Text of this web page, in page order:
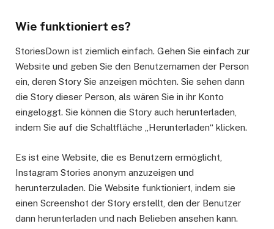
Wie funktioniert es?
StoriesDown ist ziemlich einfach. Gehen Sie einfach zur
Website und geben Sie den Benutzernamen der Person
ein, deren Story Sie anzeigen möchten. Sie sehen dann
die Story dieser Person, als wären Sie in ihr Konto
eingeloggt. Sie können die Story auch herunterladen,
indem Sie auf die Schaltfläche „Herunterladen“ klicken.
Es ist eine Website, die es Benutzern ermöglicht,
Instagram Stories anonym anzuzeigen und
herunterzuladen. Die Website funktioniert, indem sie
einen Screenshot der Story erstellt, den der Benutzer
dann herunterladen und nach Belieben ansehen kann.